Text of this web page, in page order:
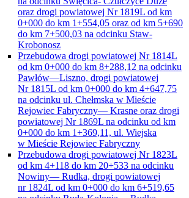
oraz drogi powiatowej Nr 1819L od km
0+000 do km 1+554,05 oraz od km 5+690
do km 7+500,03 na odcinku Staw-
Krobonosz
Przebudowa drogi powiatowej Nr 1814L
od km 0+000 do km 8+288,12 na odcinku
Pawłów—Liszno, drogi powiatowej
Nr 1815L od km 0+000 do km 4+647,75
na odcinku ul. Chełmska w Mieście
Rejowiec Fabryczny— Krasne oraz drogi
powiatowej Nr 1869L na odcinku od km
0+000 do km 1+369,11, ul. Wiejska
w Mieście Rejowiec Fabryczny
Przebudowa drogi powiatowej Nr 1823L
od km 4+118 do km 20+533 na odcinku
Nowiny— Rudka, drogi powiatowej
nr 1824L od km 0+000 do km 6+519,65